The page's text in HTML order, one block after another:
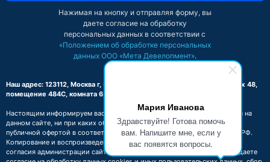
Мария Иванова
Здравствуйте! Готова помочь
вам. Напишите мне, если у
вас появятся вопросы.
Нажимая на кнопку и отправляя форму, вы
даете согласие на обработку
персональных данных в соответствии с
«Положением об обработке персональных
данных ООО «Мета Девелопмент».
Наш адрес: 123112, Москва г, Пресненская наб, дом 8, строение 1, этаж 48,
помещение 484С, комната 6, офис 2-Б
Настоящим информируем вас о том, что вся информация, размещенная на
данном сайте, ни при каких обстоятельствах не может признаваться
публичной офертой в соответствии со ст. 437.2 Гражданского кодекса РФ.
Копирование и воспроизведение материалов этого сайта возможно с
согласия администрации сайта. Посещая сайт https://migrate.club, вы даете